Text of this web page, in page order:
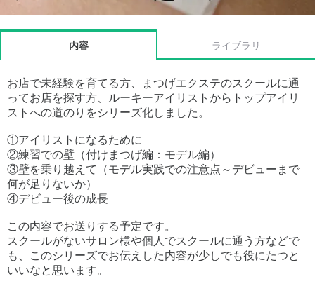
内容 ライブラリ
お店で未経験を育てる方、まつげエクステのスクールに通
ってお店を探す方、ルーキーアイリストからトップアイリ
ストへの道のりをシリーズ化しました。
①アイリストになるために
②練習での壁（付けまつげ編：モデル編）
③壁を乗り越えて（モデル実践での注意点～デビューまで
何が足りないか）
④デビュー後の成長
この内容でお送りする予定です。
スクールがないサロン様や個人でスクールに通う方などで
も、このシリーズでお伝えした内容が少しでも役にたつと
いいなと思います。